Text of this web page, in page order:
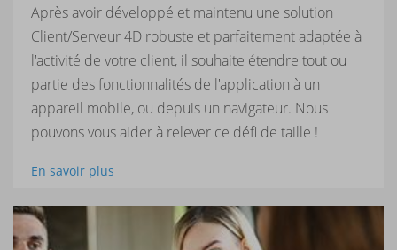
Après avoir développé et maintenu une solution
Client/Serveur 4D robuste et parfaitement adaptée à
l'activité de votre client, il souhaite étendre tout ou
partie des fonctionnalités de l'application à un
appareil mobile, ou depuis un navigateur. Nous
pouvons vous aider à relever ce défi de taille !
En savoir plus